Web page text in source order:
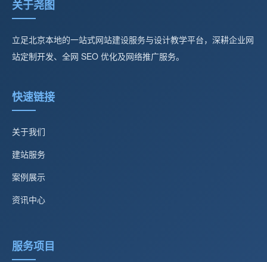
关于尧图
立足北京本地的一站式网站建设服务与设计教学平台，深耕企业网
站定制开发、全网 SEO 优化及网络推广服务。
快速链接
关于我们
建站服务
案例展示
资讯中心
服务项目